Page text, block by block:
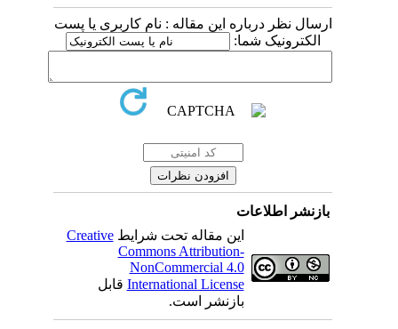
ارسال نظر درباره این مقاله : نام کاربری یا پست
الکترونیک شما:
بازنشر اطلاعات
این مقاله تحت شرایطCreative
Commons Attribution-
NonCommercial 4.0
International Licenseقابل
بازنشر است.